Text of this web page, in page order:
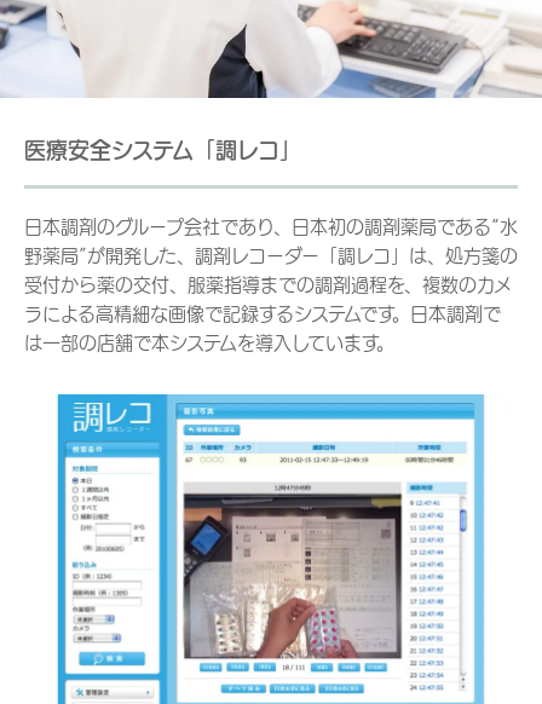
医療安全システム「調レコ」
日本調剤のグループ会社であり、日本初の調剤薬局である“水
野薬局”が開発した、調剤レコーダー「調レコ」は、処方箋の
受付から薬の交付、服薬指導までの調剤過程を、複数のカメ
ラによる高精細な画像で記録するシステムです。日本調剤で
は一部の店舗で本システムを導入しています。